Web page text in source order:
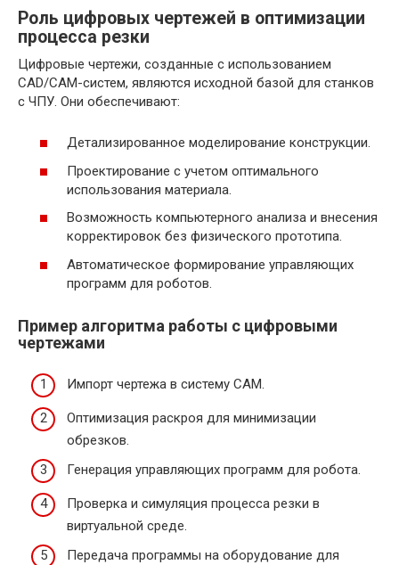
Роль цифровых чертежей в оптимизации
процесса резки
Цифровые чертежи, созданные с использованием
CAD/CAM-систем, являются исходной базой для станков
с ЧПУ. Они обеспечивают:
Детализированное моделирование конструкции.
Проектирование с учетом оптимального
использования материала.
Возможность компьютерного анализа и внесения
корректировок без физического прототипа.
Автоматическое формирование управляющих
программ для роботов.
Пример алгоритма работы с цифровыми
чертежами
Импорт чертежа в систему CAM.
Оптимизация раскроя для минимизации
обрезков.
Генерация управляющих программ для робота.
Проверка и симуляция процесса резки в
виртуальной среде.
Передача программы на оборудование для